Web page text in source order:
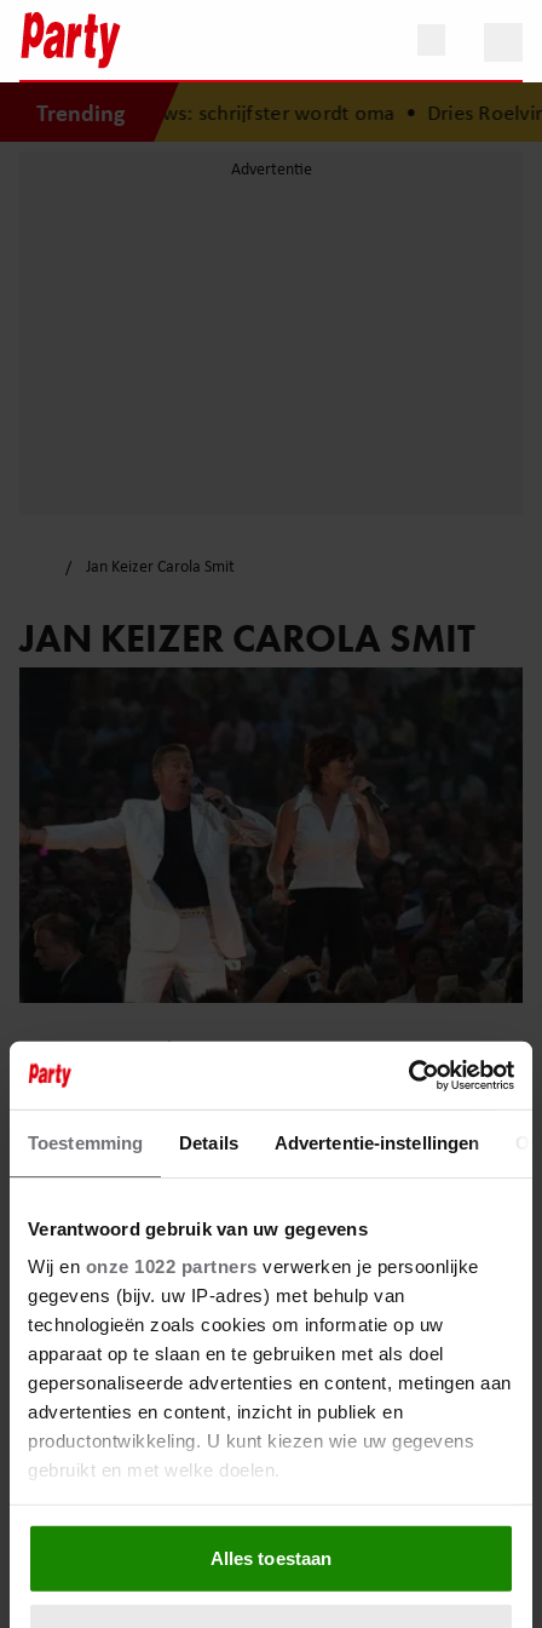
Toestemming Details Advertentie-instellingen
Verantwoord gebruik van uw gegevens
Wij en onze 1022 partners verwerken je persoonlijke
gegevens (bijv. uw IP-adres) met behulp van
technologieën zoals cookies om informatie op uw
apparaat op te slaan en te gebruiken met als doel
gepersonaliseerde advertenties en content, metingen aan
advertenties en content, inzicht in publiek en
productontwikkeling. U kunt kiezen wie uw gegevens
gebruikt en met welke doelen.
Als u het toestaat, willen we ook graag:
Informatie verzamelen over uw geografische
locatie, die tot een paar meter nauwkeurig kan zijn
Alles toestaan
Trending
met babynieuws: schrijfster wordt oma• Dries
Jan Keizer Carola Smit
JAN KEIZER CAROLA SMIT
12 november 2025
KOMT ER ÉCHT GEEN REÜNIE
28 augustus 2025